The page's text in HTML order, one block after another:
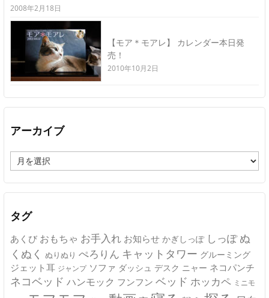
2008年2月18日
【モア＊モアレ】 カレンダー本日発
売！
2010年10月2日
アーカイブ
ー
カ
イ
タグ
あくび おもちゃ お手入れ お知らせ かぎしっぽ しっぽ ぬ
くぬく ぬりぬり ぺろりん キャットタワー グルーミング
ジェット耳 ジャンプ ソファ ダッシュ デスク ニャー ネコパンチ
ネコベッド ハンモック フンフン ベッド ホッカペ ミニモ